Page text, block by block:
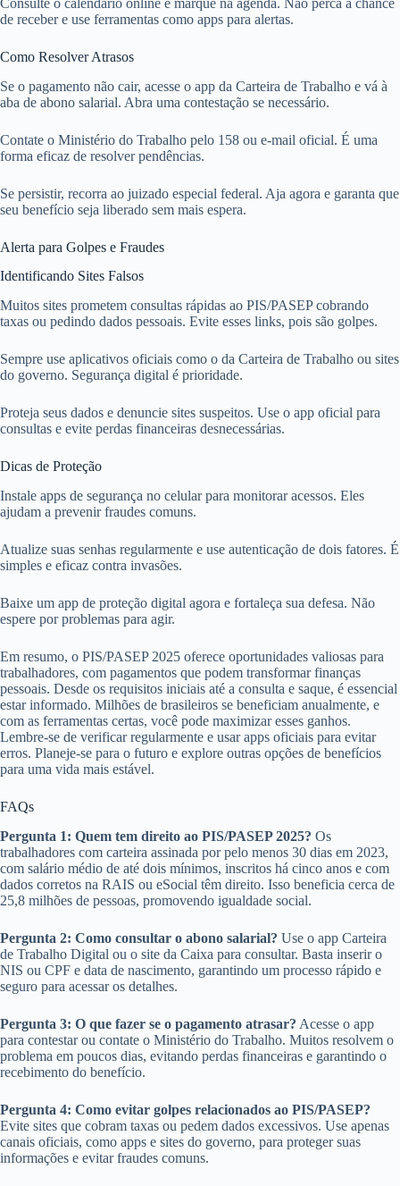
de receber e use ferramentas como apps para alertas.
Como Resolver Atrasos
Se o pagamento não cair, acesse o app da Carteira de Trabalho e vá à
aba de abono salarial. Abra uma contestação se necessário.
Contate o Ministério do Trabalho pelo 158 ou e-mail oficial. É uma
forma eficaz de resolver pendências.
Se persistir, recorra ao juizado especial federal. Aja agora e garanta que
seu benefício seja liberado sem mais espera.
Alerta para Golpes e Fraudes
Identificando Sites Falsos
Muitos sites prometem consultas rápidas ao PIS/PASEP cobrando
taxas ou pedindo dados pessoais. Evite esses links, pois são golpes.
Sempre use aplicativos oficiais como o da Carteira de Trabalho ou sites
do governo. Segurança digital é prioridade.
Proteja seus dados e denuncie sites suspeitos. Use o app oficial para
consultas e evite perdas financeiras desnecessárias.
Dicas de Proteção
Instale apps de segurança no celular para monitorar acessos. Eles
ajudam a prevenir fraudes comuns.
Atualize suas senhas regularmente e use autenticação de dois fatores. É
simples e eficaz contra invasões.
Baixe um app de proteção digital agora e fortaleça sua defesa. Não
espere por problemas para agir.
Em resumo, o PIS/PASEP 2025 oferece oportunidades valiosas para
trabalhadores, com pagamentos que podem transformar finanças
pessoais. Desde os requisitos iniciais até a consulta e saque, é essencial
estar informado. Milhões de brasileiros se beneficiam anualmente, e
com as ferramentas certas, você pode maximizar esses ganhos.
Lembre-se de verificar regularmente e usar apps oficiais para evitar
erros. Planeje-se para o futuro e explore outras opções de benefícios
para uma vida mais estável.
FAQs
Pergunta 1: Quem tem direito ao PIS/PASEP 2025? Os
trabalhadores com carteira assinada por pelo menos 30 dias em 2023,
com salário médio de até dois mínimos, inscritos há cinco anos e com
dados corretos na RAIS ou eSocial têm direito. Isso beneficia cerca de
25,8 milhões de pessoas, promovendo igualdade social.
Pergunta 2: Como consultar o abono salarial? Use o app Carteira
de Trabalho Digital ou o site da Caixa para consultar. Basta inserir o
NIS ou CPF e data de nascimento, garantindo um processo rápido e
seguro para acessar os detalhes.
Pergunta 3: O que fazer se o pagamento atrasar? Acesse o app
para contestar ou contate o Ministério do Trabalho. Muitos resolvem o
problema em poucos dias, evitando perdas financeiras e garantindo o
recebimento do benefício.
Pergunta 4: Como evitar golpes relacionados ao PIS/PASEP?
Evite sites que cobram taxas ou pedem dados excessivos. Use apenas
canais oficiais, como apps e sites do governo, para proteger suas
informações e evitar fraudes comuns.